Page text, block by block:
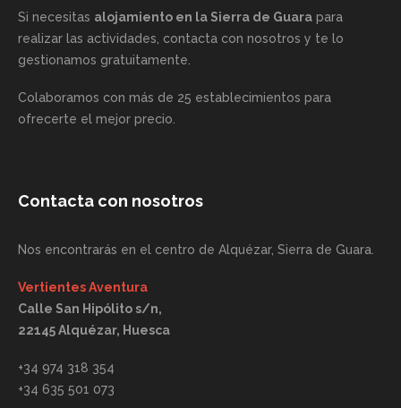
Si necesitas alojamiento en la Sierra de Guara para
realizar las actividades, contacta con nosotros y te lo
gestionamos gratuitamente.
Colaboramos con más de 25 establecimientos para
ofrecerte el mejor precio.
Contacta con nosotros
Nos encontrarás en el centro de Alquézar, Sierra de Guara.
Vertientes Aventura
Calle San Hipólito s/n,
22145 Alquézar, Huesca
+34 974 318 354
+34 635 501 073